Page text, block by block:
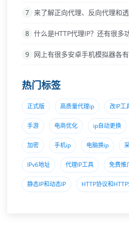
7 来了解正向代理、反向代理和
8 什么是HTTP代理IP？还有很多
9 网上有很多安卓手机模拟器各
热门标签
正式版 高质量代理ip 改IP工
手游 电商优化 ip自动更换
加密 手机ip 电脑换ip
IPv6地址 代理lP工具 免费推
静态IP和动态IP HTTP协议和